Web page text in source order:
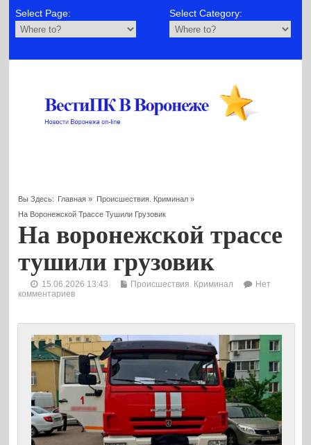
Select Page: Select Category:
Вы Здесь: Главная » Происшествия. Криминал»
На Воронежской Трассе Тушили Грузовик
На воронежской трассе
тушили грузовик
15.06.2026 13:43 Происшествия. Криминал
Нет
комментариев